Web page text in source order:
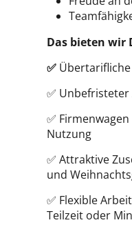
Das bieten wir
✅
✅
✅
Nutzung
✅ Attraktive
und
✅ Flexible
Teilzeit oder